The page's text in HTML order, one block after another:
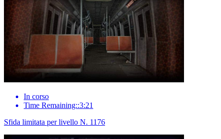
In corso
Time Remaining::3:21
Sfida limitata per livello N. 1176